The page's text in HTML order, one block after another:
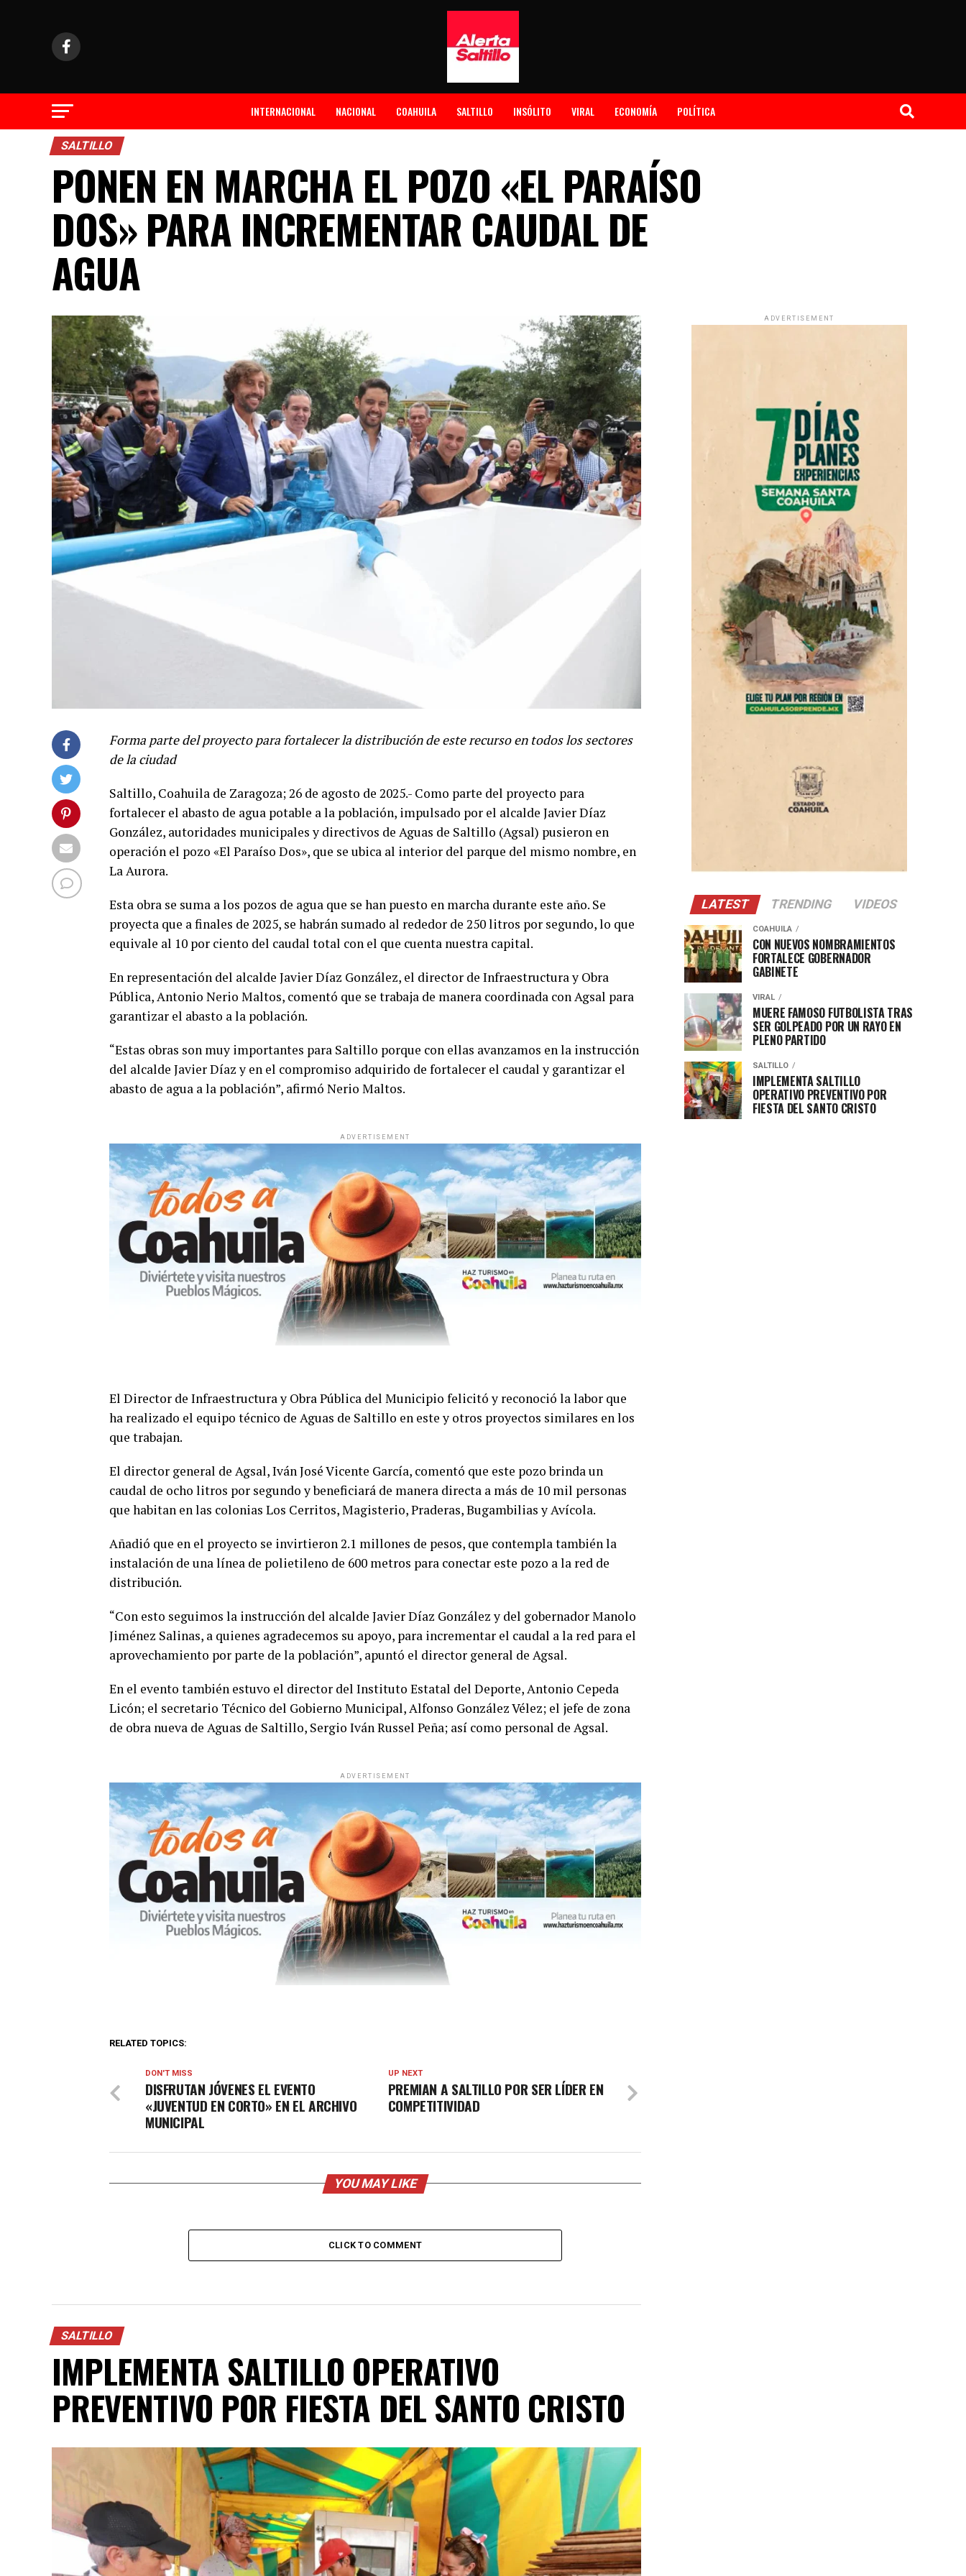
INTERNACIONAL NACIONAL COAHUILA SALTILLO INSÓLITO VIRAL ECONOMÍA POLÍTICA
SALTILLO
PONEN EN MARCHA EL POZO «EL PARAÍSO
DOS» PARA INCREMENTAR CAUDAL DE
AGUA
Forma parte del proyecto para fortalecer la distribución de este recurso en todos los sectores
de la ciudad
Saltillo, Coahuila de Zaragoza; 26 de agosto de 2025.- Como parte del proyecto para
fortalecer el abasto de agua potable a la población, impulsado por el alcalde Javier Díaz
González, autoridades municipales y directivos de Aguas de Saltillo (Agsal) pusieron en
operación el pozo «El Paraíso Dos», que se ubica al interior del parque del mismo nombre, en
La Aurora.
Esta obra se suma a los pozos de agua que se han puesto en marcha durante este año. Se
proyecta que a finales de 2025, se habrán sumado al rededor de 250 litros por segundo, lo que
equivale al 10 por ciento del caudal total con el que cuenta nuestra capital.
En representación del alcalde Javier Díaz González, el director de Infraestructura y Obra
Pública, Antonio Nerio Maltos, comentó que se trabaja de manera coordinada con Agsal para
garantizar el abasto a la población.
“Estas obras son muy importantes para Saltillo porque con ellas avanzamos en la instrucción
del alcalde Javier Díaz y en el compromiso adquirido de fortalecer el caudal y garantizar el
abasto de agua a la población”, afirmó Nerio Maltos.
ADVERTISEMENT
El Director de Infraestructura y Obra Pública del Municipio felicitó y reconoció la labor que
ha realizado el equipo técnico de Aguas de Saltillo en este y otros proyectos similares en los
que trabajan.
El director general de Agsal, Iván José Vicente García, comentó que este pozo brinda un
caudal de ocho litros por segundo y beneficiará de manera directa a más de 10 mil personas
que habitan en las colonias Los Cerritos, Magisterio, Praderas, Bugambilias y Avícola.
Añadió que en el proyecto se invirtieron 2.1 millones de pesos, que contempla también la
instalación de una línea de polietileno de 600 metros para conectar este pozo a la red de
distribución.
“Con esto seguimos la instrucción del alcalde Javier Díaz González y del gobernador Manolo
Jiménez Salinas, a quienes agradecemos su apoyo, para incrementar el caudal a la red para el
aprovechamiento por parte de la población”, apuntó el director general de Agsal.
En el evento también estuvo el director del Instituto Estatal del Deporte, Antonio Cepeda
Licón; el secretario Técnico del Gobierno Municipal, Alfonso González Vélez; el jefe de zona
de obra nueva de Aguas de Saltillo, Sergio Iván Russel Peña; así como personal de Agsal.
ADVERTISEMENT
RELATED TOPICS:
UP NEXT
PREMIAN A SALTILLO POR SER LÍDER EN
COMPETITIVIDAD
DON'T MISS
DISFRUTAN JÓVENES EL EVENTO
«JUVENTUD EN CORTO» EN EL ARCHIVO
MUNICIPAL
YOU MAY LIKE
CLICK TO COMMENT
SALTILLO
IMPLEMENTA SALTILLO OPERATIVO
PREVENTIVO POR FIESTA DEL SANTO CRISTO
ADVERTISEMENT
LATEST TRENDING VIDEOS
COAHUILA
CON NUEVOS NOMBRAMIENTOS
FORTALECE GOBERNADOR
GABINETE
VIRAL
MUERE FAMOSO FUTBOLISTA TRAS
SER GOLPEADO POR UN RAYO EN
PLENO PARTIDO
SALTILLO
IMPLEMENTA SALTILLO
OPERATIVO PREVENTIVO POR
FIESTA DEL SANTO CRISTO